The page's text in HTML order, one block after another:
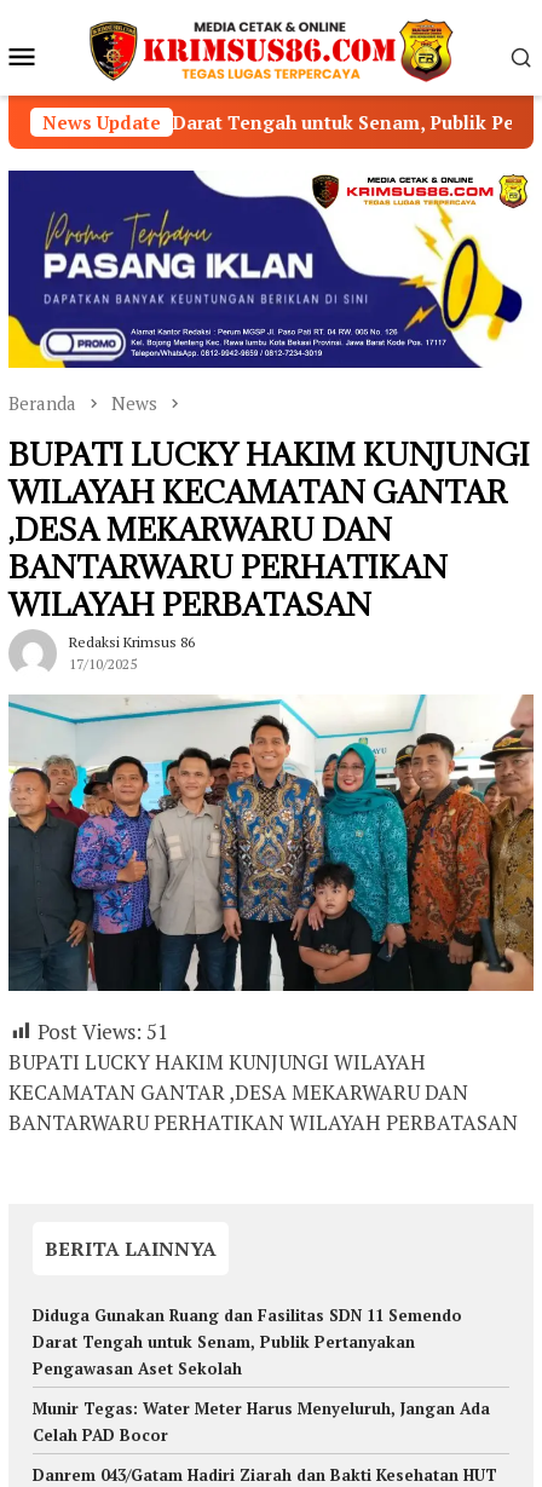
konten Menu
Mobile
News Update
Tengah untuk Senam, Publik Pertanyakan
Beranda News
BUPATI LUCKY HAKIM KUNJUNGI
WILAYAH KECAMATAN GANTAR
,DESA MEKARWARU DAN
BANTARWARU PERHATIKAN
WILAYAH PERBATASAN
Redaksi Krimsus 86
17/10/2025
Post Views: 51
BUPATI LUCKY HAKIM KUNJUNGI WILAYAH
KECAMATAN GANTAR ,DESA MEKARWARU DAN
BANTARWARU PERHATIKAN WILAYAH PERBATASAN
BERITA LAINNYA
Diduga Gunakan Ruang dan Fasilitas SDN 11 Semendo
Darat Tengah untuk Senam, Publik Pertanyakan
Pengawasan Aset Sekolah
Munir Tegas: Water Meter Harus Menyeluruh, Jangan Ada
Celah PAD Bocor
Danrem 043/Gatam Hadiri Ziarah dan Bakti Kesehatan HUT